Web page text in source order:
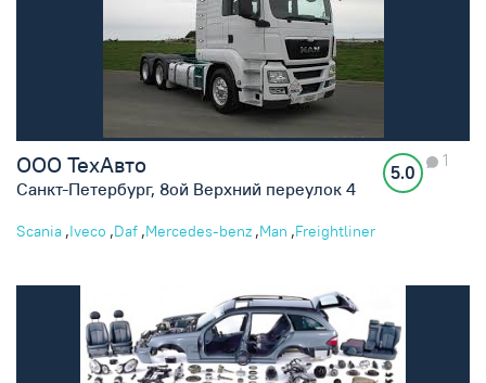
ООО ТехАвто
Санкт-Петербург, 8ой Верхний переулок 4
5.0
1
Scania ,Iveco ,Daf ,Mercedes-benz ,Man ,Freightliner